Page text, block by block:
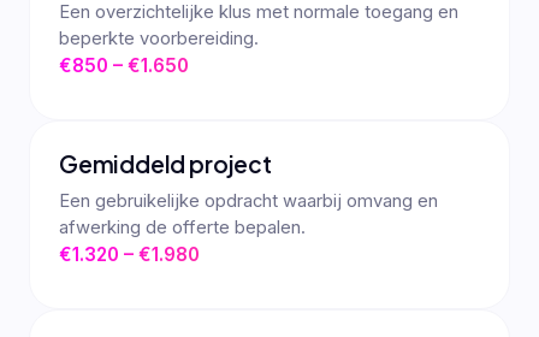
Een overzichtelijke klus met normale toegang en
beperkte voorbereiding.
€850 – €1.650
Gemiddeld project
Een gebruikelijke opdracht waarbij omvang en
afwerking de offerte bepalen.
€1.320 – €1.980